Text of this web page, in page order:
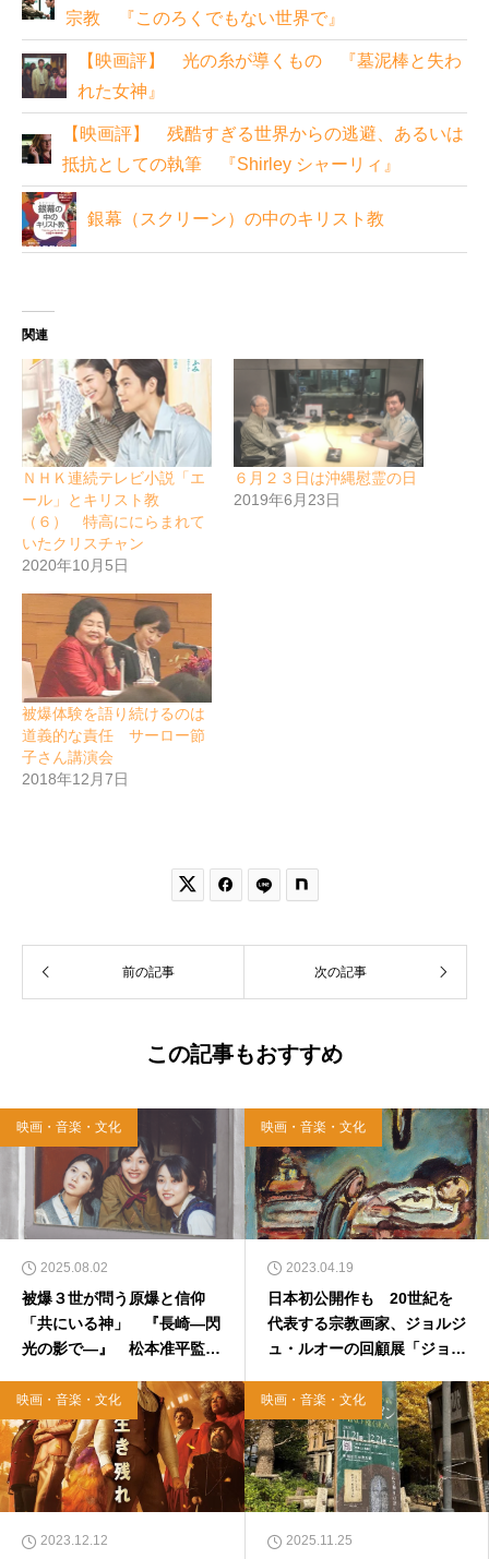
宗教 『このろくでもない世界で』
【映画評】 光の糸が導くもの 『墓泥棒と失わ
れた女神』
【映画評】 残酷すぎる世界からの逃避、あるいは
抵抗としての執筆 『Shirley シャーリィ』
銀幕（スクリーン）の中のキリスト教
関連
ＮＨＫ連続テレビ小説「エ
ール」とキリスト教
（６） 特高ににらまれて
いたクリスチャン
2020年10月5日
６月２３日は沖縄慰霊の日
2019年6月23日
被爆体験を語り続けるのは
道義的な責任 サーロー節
子さん講演会
2018年12月7日
 
前の記事 次の記事
この記事もおすすめ
映画・音楽・文化
2025.08.02
被爆３世が問う原爆と信仰
「共にいる神」 『長崎―閃
光の影で―』 松本准平監督
映画・音楽・文化
2023.04.19
日本初公開作も 20世紀を
代表する宗教画家、ジョルジ
ュ・ルオーの回顧展「ジョル
ハーモニー」開催 パナソニ
ック汐留美術館にて
映画・音楽・文化
2023.12.12
映画・音楽・文化
2025.11.25